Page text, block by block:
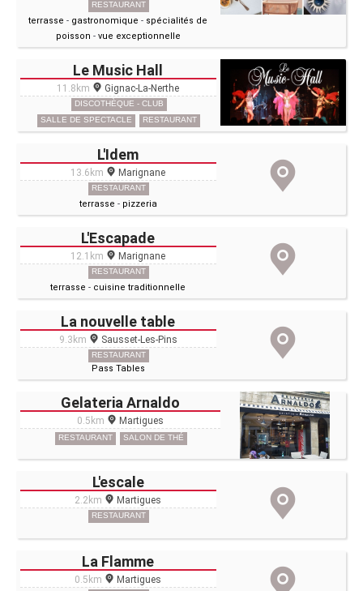
RESTAURANT
terrasse - gastronomique - spécialités de
poisson - vue exceptionnelle
Le Music Hall
11.8km Gignac-La-Nerthe
DISCOTHÈQUE - CLUB
SALLE DE SPECTACLE
RESTAURANT
L'Idem
13.6km Marignane
RESTAURANT
terrasse - pizzeria
L'Escapade
12.1km Marignane
RESTAURANT
terrasse - cuisine traditionnelle
La nouvelle table
9.3km Sausset-Les-Pins
RESTAURANT
Pass Tables
Gelateria Arnaldo
0.5km Martigues
RESTAURANT SALON DE THÉ
L'escale
2.2km Martigues
RESTAURANT
La Flamme
0.5km Martigues